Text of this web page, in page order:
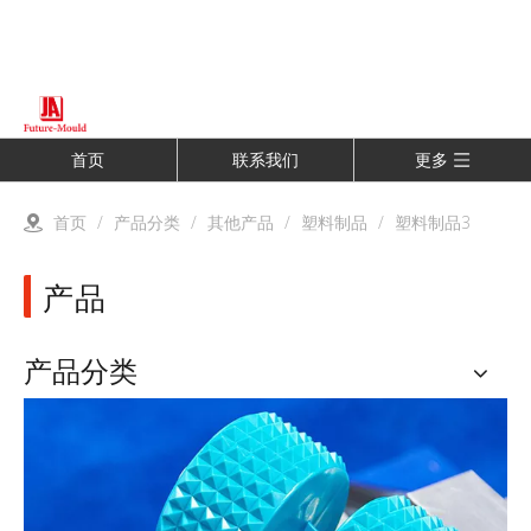
首页 联系我们 更多
首页 / 产品分类 / 其他产品 / 塑料制品 / 塑料制品3
产品
产品分类